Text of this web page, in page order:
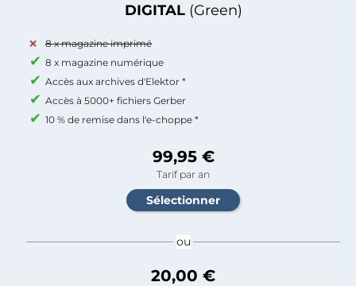
DIGITAL (Green)
8 x magazine imprimé
8 x magazine numérique
Accès aux archives d'Elektor *
Accès à 5000+ fichiers Gerber
10 % de remise dans l'e-choppe *
99,95 €
Tarif par an
ou
20,00 €